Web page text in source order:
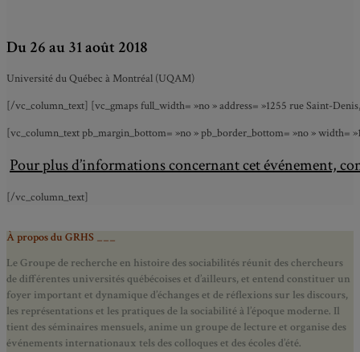
Du 26 au 31 août 2018
Université du Québec à Montréal (UQAM)
[/vc_column_text] [vc_gmaps full_width= »no » address= »1255 rue Saint-
[vc_column_text pb_margin_bottom= »no » pb_border_bottom= »no » width=
Pour plus d’informations concernant cet événement,
[/vc_column_text]
À propos du GRHS ___
Le Groupe de recherche en histoire des sociabilités réunit des chercheurs
de différentes universités québécoises et d’ailleurs, et entend constituer un
foyer important et dynamique d’échanges et de réflexions sur les discours,
les représentations et les pratiques de la sociabilité à l’époque moderne. Il
tient des séminaires mensuels, anime un groupe de lecture et organise des
événements internationaux tels des colloques et des écoles d’été.